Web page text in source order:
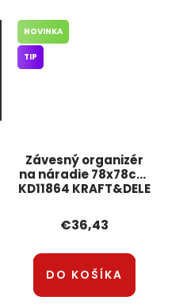
Závesný organizér
na náradie 78x78cm
KD11864 KRAFT&DELE
NOVINKA
TIP
€36,43
DO KOŠÍKA